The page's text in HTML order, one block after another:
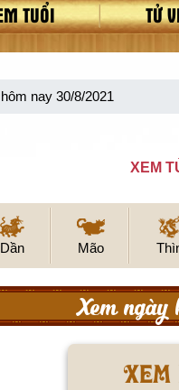
TUỔI TỬ
nay 30/8/2021
XEM
Dần Mão
Xem ngày